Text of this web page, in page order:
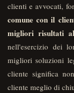
clienti e avvocati,
comune con il
migliori risultati
nell'esercizio dei
migliori soluzioni
cliente significa
cliente meglio di